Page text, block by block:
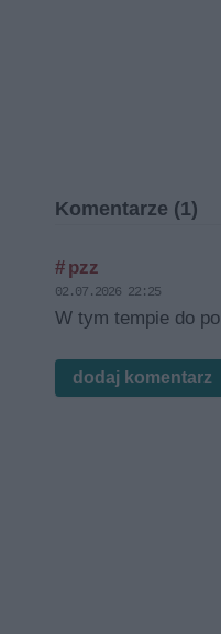
Komentarze (1)
# pzz
02.07.2026 22:25
W tym tempie do
dodaj komentarz